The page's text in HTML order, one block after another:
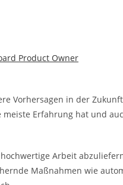
Vorhersagen in der
Erfahrung hat und
Arbeit
Maßnahmen wie